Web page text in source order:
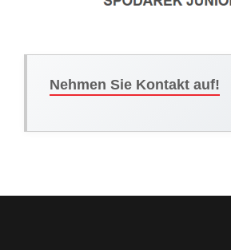
Nehmen Sie Kontakt auf!